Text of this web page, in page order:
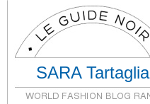
SARA Tartaglia